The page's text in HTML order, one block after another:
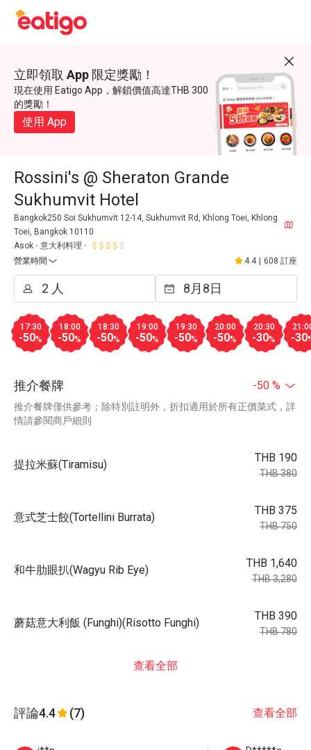
立即領取 App 限定獎勵！
現在使用 Eatigo App，解鎖價值高達THB 300
的獎勵！
使用 App
Rossini's @ Sheraton Grande
Sukhumvit Hotel
Bangkok250 Soi Sukhumvit 12-14, Sukhumvit Rd, Khlong Toei, Khlong
Toei, Bangkok 10110
Asok
意大利料理
營業時間
4.4 608 訂座
17:30
-50%
18:00
-50%
18:30
-50%
19:00
-50%
19:30
-50%
20:00
-50%
20:30
-30% -30
推介餐牌 -50 %
推介餐牌僅供參考；除特別註明外，折扣適用於所有正價菜式，詳
情請參閱商戶細則
提拉米蘇(Tiramisu)
THB 190
THB 380
意式芝士餃(Tortellini Burrata)
THB 375
THB 750
和牛肋眼扒(Wagyu Rib Eye)
THB 1,640
THB 3,280
蘑菇意大利飯 (Funghi)(Risotto Funghi)
THB 390
THB 780
查看全部
評論4.4 (7) 查看全部